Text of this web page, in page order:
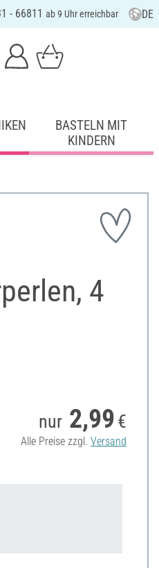
- 66811 ab 9 Uhr erreichbar DE
BASTELN MIT
KINDERN
4
nur 2,99 €
Alle Preise zzgl. Versand